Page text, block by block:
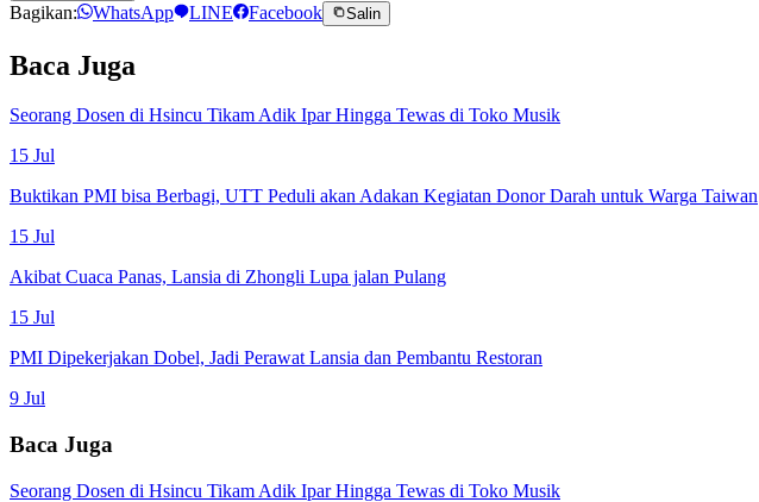
Bagikan: WhatsApp LINE Facebook Salin
Baca Juga
Seorang Dosen di Hsincu Tikam Adik Ipar Hingga Tewas di Toko Musik
15 Jul
Buktikan PMI bisa Berbagi, UTT Peduli akan Adakan Kegiatan Donor Darah untuk Warga Taiwan
15 Jul
Akibat Cuaca Panas, Lansia di Zhongli Lupa jalan Pulang
15 Jul
PMI Dipekerjakan Dobel, Jadi Perawat Lansia dan Pembantu Restoran
9 Jul
Baca Juga
Seorang Dosen di Hsincu Tikam Adik Ipar Hingga Tewas di Toko Musik